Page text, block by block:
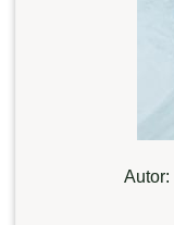
Autor: